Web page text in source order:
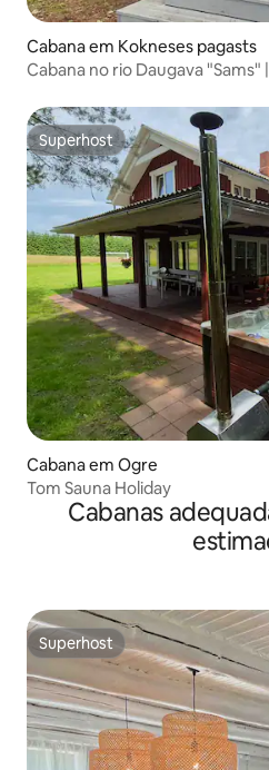
Cabana em Kokneses pagasts
Cabana no rio Daugava
Superhost
Superhost
Cabana em Ogre
Tom Sauna Holiday
Cabanas
Superhost
Superhost